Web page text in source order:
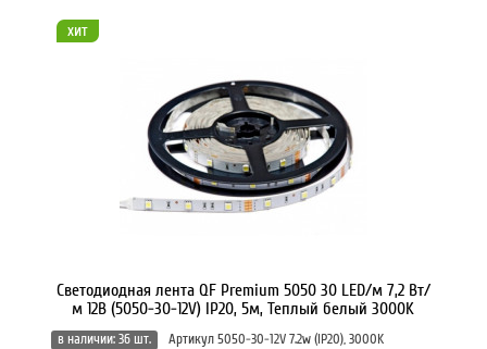
хит
Светодиодная лента QF Premium 5050 30 LED/м 7,2 Вт/
м 12В (5050-30-12V) IP20, 5м, Теплый белый 3000K
в наличии: 36 шт. Артикул 5050-30-12V 7.2w (IP20), 3000K